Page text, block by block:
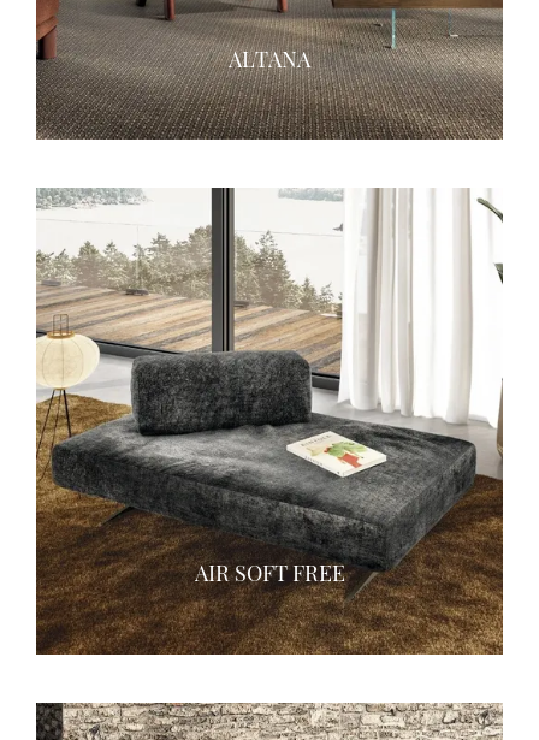
ALTANA
AIR SOFT FREE